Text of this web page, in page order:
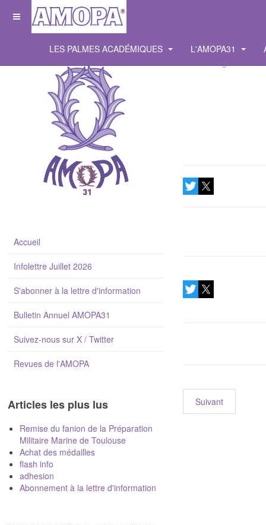
LES PALMES ACADÉMIQUES L'AMOPA31
Suivant
Accueil
Infolettre Juillet 2026
S'abonner à la lettre d'information
Bulletin Annuel AMOPA31
Suivez-nous sur X / Twitter
Revues de l'AMOPA
Articles les plus lus
Remise du fanion de la Préparation
Militaire Marine de Toulouse
Achat des médailles
flash info
adhesion
Abonnement à la lettre d'information